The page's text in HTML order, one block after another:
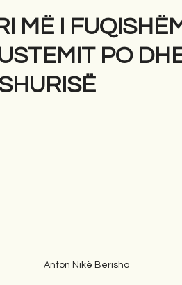
Poezi Tregime Novela
MË I
PO
Anton Nikë Berisha